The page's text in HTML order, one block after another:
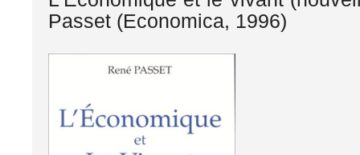
Passet (Economica, 1996)